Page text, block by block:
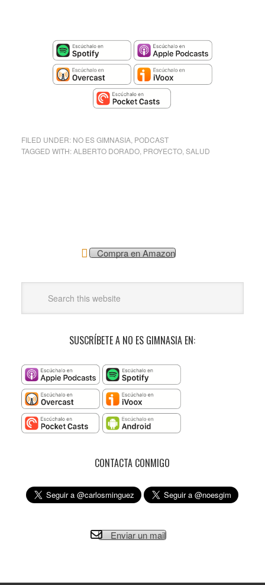
FILED UNDER: NO ES GIMNASIA, PODCAST
TAGGED WITH:ALBERTO DORADO, PROYECTO, SALUD
Compra en Amazon
SUSCRÍBETE A NO ES GIMNASIA EN:
CONTACTA CONMIGO
Enviar un mail